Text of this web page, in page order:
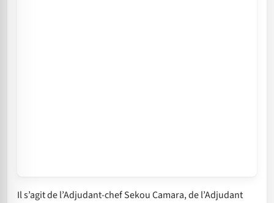
Il s’agit de l’Adjudant-chef Sekou Camara, de l’Adjudant